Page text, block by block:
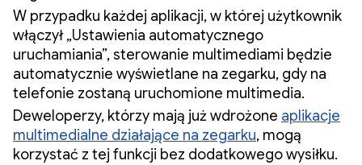
W przypadku każdej aplikacji, w której użytkownik
włączył „Ustawienia automatycznego
uruchamiania”, sterowanie multimediami będzie
automatycznie wyświetlane na zegarku, gdy na
telefonie zostaną uruchomione multimedia.
Deweloperzy, którzy mają już wdrożone aplikacje
multimedialne działające na zegarku, mogą
korzystać z tej funkcji bez dodatkowego wysiłku.